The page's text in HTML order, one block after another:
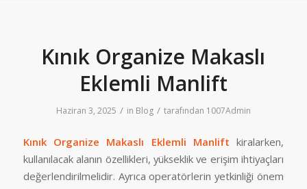
Kınık Organize Makaslı
Eklemli Manlift
Haziran 3, 2025 / in Blog / tarafından 1007Admin
Kınık Organize Makaslı Eklemli Manlift kiralarken,
kullanılacak alanın özellikleri, yükseklik ve erişim ihtiyaçları
değerlendirilmelidir. Ayrıca operatörlerin yetkinliği önem